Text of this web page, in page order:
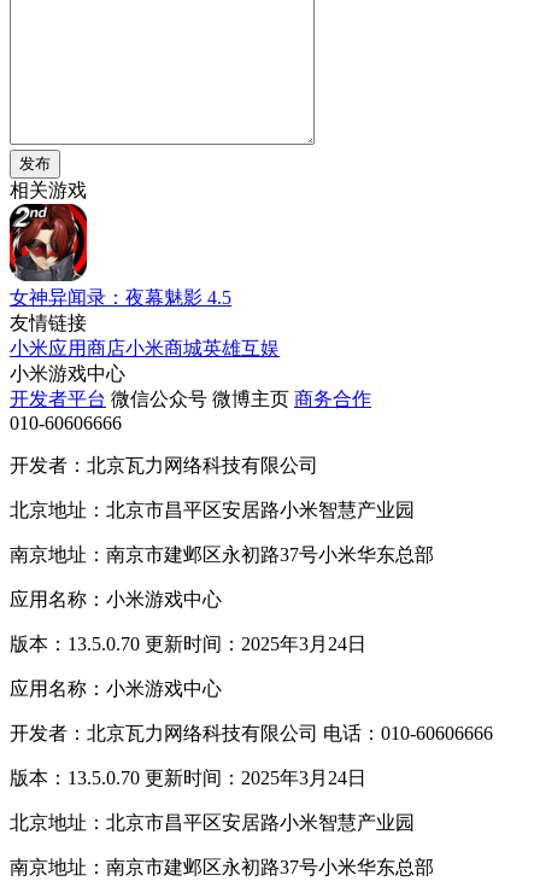
发布
相关游戏
女神异闻录：夜幕魅影 4.5
友情链接
小米应用商店小米商城英雄互娱
小米游戏中心
开发者平台 微信公众号 微博主页 商务合作
010-60606666
开发者：北京瓦力网络科技有限公司
北京地址：北京市昌平区安居路小米智慧产业园
南京地址：南京市建邺区永初路37号小米华东总部
应用名称：小米游戏中心
版本：13.5.0.70 更新时间：2025年3月24日
应用名称：小米游戏中心
开发者：北京瓦力网络科技有限公司 电话：010-60606666
版本：13.5.0.70 更新时间：2025年3月24日
北京地址：北京市昌平区安居路小米智慧产业园
南京地址：南京市建邺区永初路37号小米华东总部